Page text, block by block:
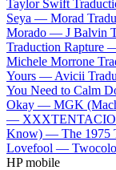
Taylor Swift
Seya — Morad
Morado — J Balvin
Traduction Rapture
Michele Morrone
Yours — Avicii
You Need to Calm
Okay — MGK
—
Know) — The 1975
Lovefool —
HP mobile